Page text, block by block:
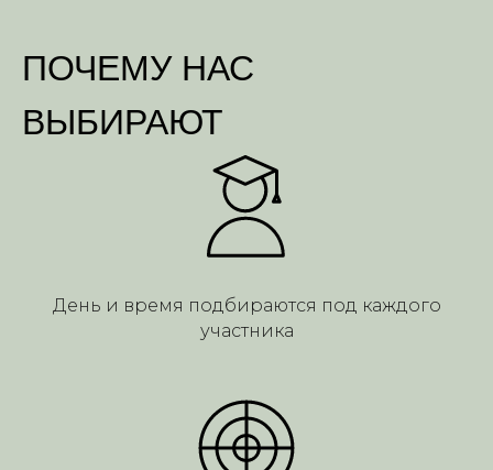
ПОЧЕМУ НАС
ВЫБИРАЮТ
День и время подбираются под каждого
участника